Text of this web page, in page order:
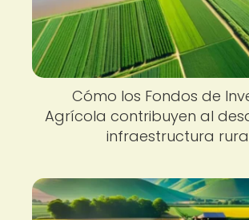
Cómo los Fondos de
Agrícola contribuyen al
infraestructura